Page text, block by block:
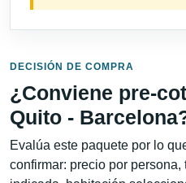
DECISIÓN DE COMPRA
¿Conviene pre-
Quito -
Evalúa este paquete por lo
confirmar: precio por